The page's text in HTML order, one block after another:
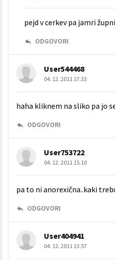
pejd v cerkev pa jamri
ODGOVORI
User544468
04. 12. 2011 17.33
haha kliknem na sliko pa jo
ODGOVORI
User753722
04. 12. 2011 15.10
pa to ni anorexična..kaki
ODGOVORI
User404941
04. 12. 2011 13.57